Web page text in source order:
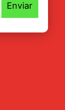
Enviar